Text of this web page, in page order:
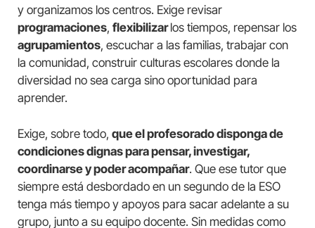
y organizamos los centros. Exige revisar
programaciones, flexibilizarlos tiempos, repensar los
agrupamientos, escuchar a las familias, trabajar con
la comunidad, construir culturas escolares donde la
diversidad no sea carga sino oportunidad para
aprender.
Exige, sobre todo, que el profesorado disponga de
condiciones dignas para pensar, investigar,
coordinarse y poder acompañar. Que ese tutor que
siempre está desbordado en un segundo de la ESO
tenga más tiempo y apoyos para sacar adelante a su
grupo, junto a su equipo docente. Sin medidas como